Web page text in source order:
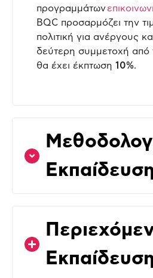
προγραμμάτων
BQC προσαρμόζει την
πολιτική για ανέργους
δεύτερη συμμετοχή από
θα έχει έκπτωση 10%.